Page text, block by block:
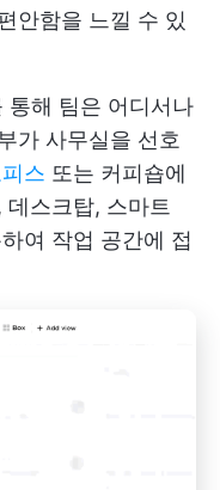
안함을 느낄 수 있
통해 팀은 어디서나
가 사무실을 선호
스 또는 커피숍에
스크탑, 스마트
여 작업 공간에 접